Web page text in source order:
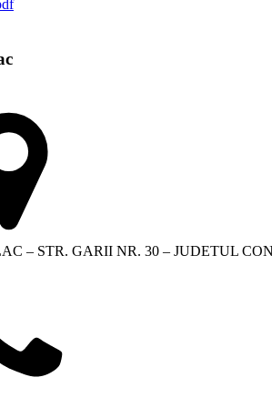
– STR. GARII NR. 30 – JUDETUL